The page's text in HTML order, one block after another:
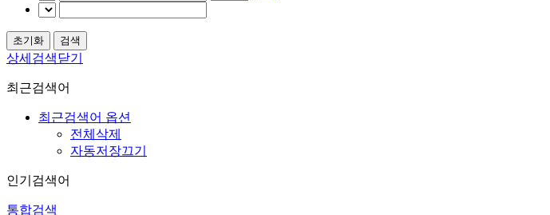
상세검색닫기
최근검색어
최근검색어 옵션
전체삭제
자동저장끄기
인기검색어
통합검색